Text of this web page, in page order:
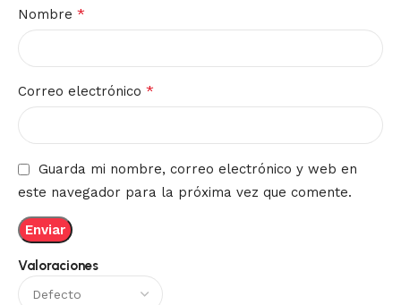
Valoraciones
Nombre *
Correo electrónico *
Guarda mi nombre, correo electrónico y web en
este navegador para la próxima vez que comente.